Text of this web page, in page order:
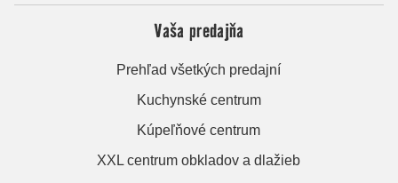
Vaša predajňa
Prehľad všetkých predajní
Kuchynské centrum
Kúpeľňové centrum
XXL centrum obkladov a dlažieb